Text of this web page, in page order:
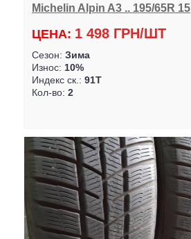
Michelin Alpin A3 .. 195/65R 15
ЦЕНА: 1 498 ГРН/ШТ
Сезон: Зима
Износ: 10%
Индекс ск.: 91T
Кол-во: 2